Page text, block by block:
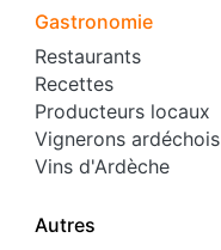
Gastronomie
Restaurants
Recettes
Producteurs locaux
Vignerons ardéchois
Vins d'Ardèche
Autres